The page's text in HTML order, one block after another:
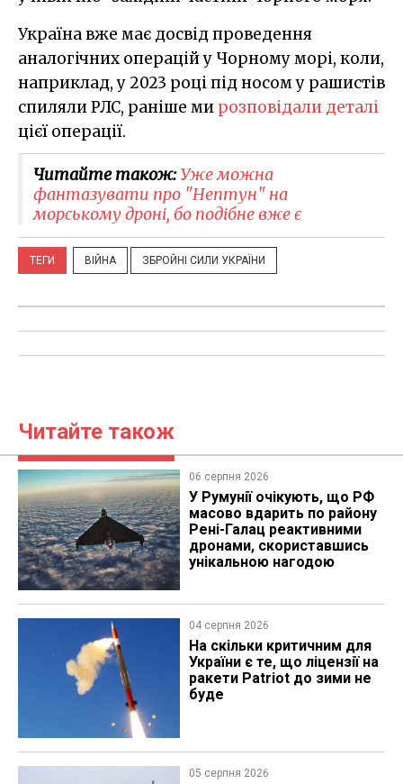
Україна вже має досвід проведення
аналогічних операцій у Чорному морі, коли,
наприклад, у 2023 році під носом у рашистів
спиляли РЛС, раніше ми розповідали деталі
цієї операції.
Читайте також:Уже можна
фантазувати про "Нептун" на
морському дроні, бо подібне вже є
ТЕГИ ВІЙНА ЗБРОЙНІ СИЛИ УКРАЇНИ
Читайте також
06 серпня 2026
У Румунії очікують, що РФ
масово вдарить по району
Рені-Галац реактивними
дронами, скориставшись
унікальною нагодою
04 серпня 2026
На скільки критичним для
України є те, що ліцензії на
ракети Patriot до зими не
буде
05 серпня 2026